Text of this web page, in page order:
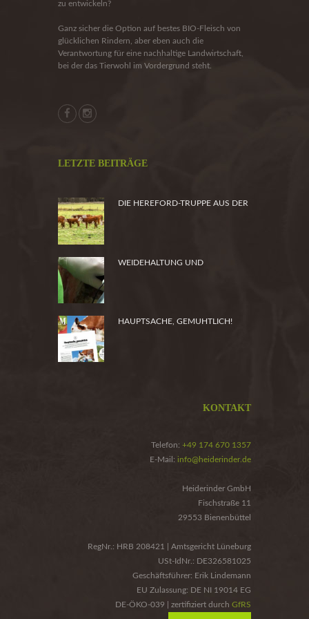
zu entwickeln?
Ganz sicher die Option auf bestes BIO-Fleisch von
glücklichen Rindern, aber eben auch die
Verantwortung für eine nachhaltige Landwirtschaft,
bei der das Tierwohl im Vordergrund steht.
LETZTE BEITRÄGE
DIE HEREFORD-TRUPPE AUS DER
WEIDEHALTUNG UND
HAUPTSACHE, GEMUHTLICH!
KONTAKT
Telefon: +49 174 670 1357
E-Mail: info@heiderinder.de
Heiderinder GmbH
Fischstraße 11
29553 Bienenbüttel
RegNr.: HRB 208421 | Amtsgericht Lüneburg
USt-IdNr.: DE326581025
Geschäftsführer: Erik Lindemann
EU Zulassung: DE NI 19014 EG
DE-ÖKO-039 | zertifiziert durch GfRS